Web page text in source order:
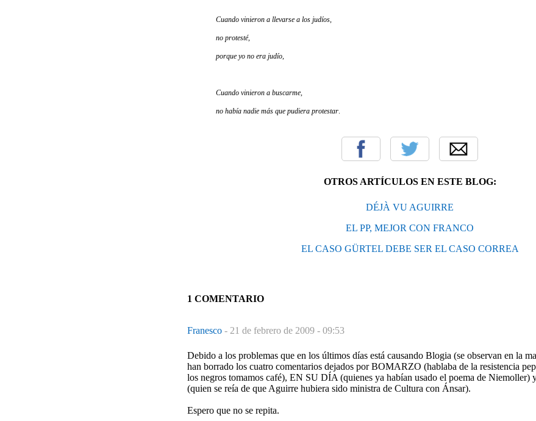
Cuando vinieron a llevarse a los judíos,
no protesté,
porque yo no era judío,
Cuando vinieron a buscarme,
no había nadie más que pudiera protestar
OTROS ARTÍCULOS EN ESTE BLOG:
DÉJÀ VU AGUIRRE
EL PP, MEJOR CON FRANCO
EL CASO GÜRTEL DEBE SER EL CASO CORREA
1 COMENTARIO
Franesco - 21 de febrero de 2009 - 09:53
Debido a los problemas que en los últimos días está causando Blogia (se observan en la
han borrado los cuatro comentarios dejados por BOMARZO (hablaba de la resistencia
los negros tomamos café), EN SU DÍA (quienes ya habían usado el poema de
(quien se reía de que Aguirre hubiera sido ministra de Cultura con Ánsar).
Espero que no se repita.